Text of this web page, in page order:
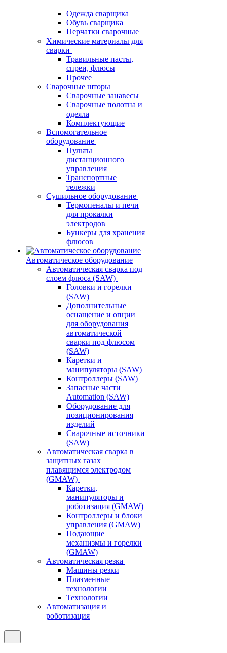
Одежда сварщика
Обувь сварщика
Перчатки сварочные
Химические материалы для
сварки
Травильные пасты,
спреи, флюсы
Прочее
Сварочные шторы
Сварочные занавесы
Сварочные полотна и
одеяла
Комплектующие
Вспомогательное
оборудование
Пульты
дистанционного
управления
Транспортные
тележки
Сушильное оборудование
Термопеналы и печи
для прокалки
электродов
Бункеры для хранения
флюсов
Автоматическое оборудование
Автоматическая сварка под
слоем флюса (SAW)
Головки и горелки
(SAW)
Дополнительные
оснащение и опции
для оборудования
автоматической
сварки под флюсом
(SAW)
Каретки и
манипуляторы (SAW)
Контроллеры (SAW)
Запасные части
Automation (SAW)
Оборудование для
позиционирования
изделий
Сварочные источники
(SAW)
Автоматическая сварка в
защитных газах
плавящимся электродом
(GMAW)
Каретки,
манипуляторы и
роботизация (GMAW)
Контроллеры и блоки
управления (GMAW)
Подающие
механизмы и горелки
(GMAW)
Автоматическая резка
Машины резки
Плазменные
технологии
Технологии
Автоматизация и
роботизация